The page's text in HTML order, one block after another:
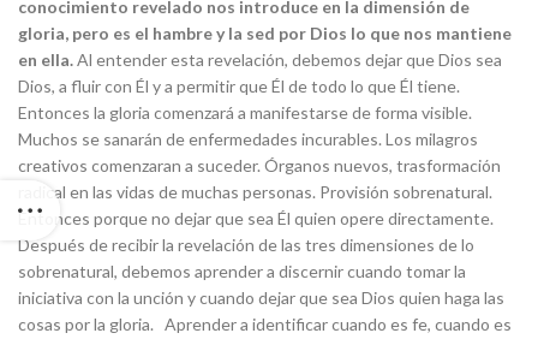
conocimiento revelado nos introduce en la dimensión de
gloria, pero es el hambre y la sed por Dios lo que nos mantiene
en ella.Al entender esta revelación, debemos dejar que Dios sea
Dios, a fluir con Él y a permitir que Él de todo lo que Él tiene.
Entonces la gloria comenzará a manifestarse de forma visible.
Muchos se sanarán de enfermedades incurables. Los milagros
creativos comenzaran a suceder. Órganos nuevos, trasformación
radical en las vidas de muchas personas. Provisión sobrenatural.
Entonces porque no dejar que sea Él quien opere directamente.
Después de recibir la revelación de las tres dimensiones de lo
sobrenatural, debemos aprender a discernir cuando tomar la
iniciativa con la unción y cuando dejar que sea Dios quien haga las
cosas por la gloria. Aprender a identificar cuando es fe, cuando es